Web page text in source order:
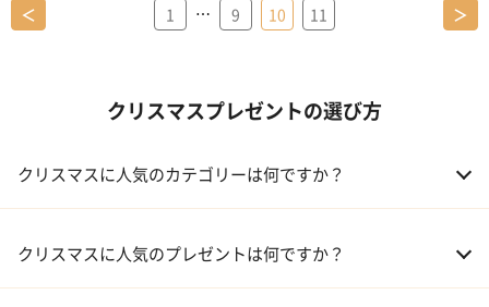
＜ 1 … 9 10 11 ＞
クリスマスプレゼントの選び方
クリスマスに人気のカテゴリーは何ですか？
02 ファッション小物
クリスマスに人気のプレゼントは何ですか？